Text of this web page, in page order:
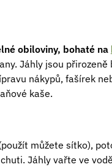
obiloviny, bohaté na
Jáhly jsou
nákypů, fašírek
kaše.
můžete sítko),
Jáhly vařte ve